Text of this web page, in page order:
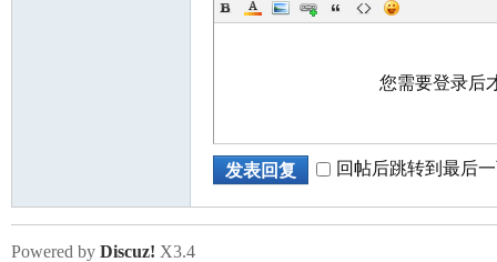
您需要登录后
发表回复 回帖后跳转到最后
Powered by Discuz! X3.4